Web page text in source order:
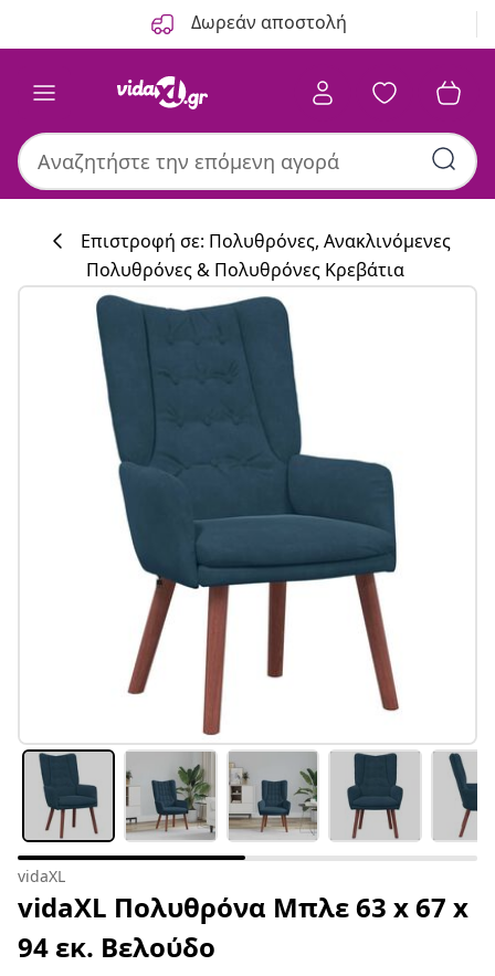
Δωρεάν αποστολή
#sharemevidaxl
Επιστροφή σε: Πολυθρόνες, Ανακλινόμενες
Πολυθρόνες & Πολυθρόνες Κρεβάτια
vidaXL
vidaXL Πολυθρόνα Μπλε 63 x 67 x
94 εκ. Βελούδο